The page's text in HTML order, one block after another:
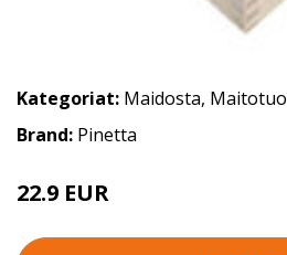
Kategoriat: Maidosta,
Brand: Pinetta
22.9 EUR